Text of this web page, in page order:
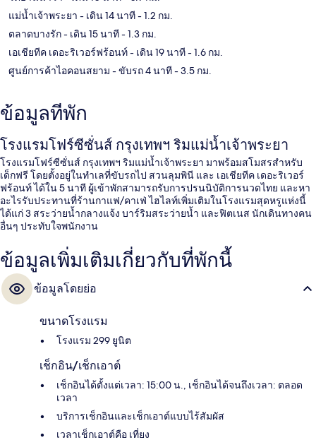
แม่น้ำเจ้าพระยา - เดิน 14 นาที- 1.2 กม.
ตลาดบางรัก- เดิน 15 นาที- 1.3 กม.
เอเชียทีค เดอะริเวอร์ฟร้อนท์- เดิน 19 นาที- 1.6 กม.
ศูนย์การค้าไอคอนสยาม - ขับรถ 4 นาที- 3.5 กม.
ข้อมูลที่พัก
โรงแรมโฟร์ซีซั่นส์ กรุงเทพฯ ริมแม่น้ำเจ้าพระยา
โรงแรมโฟร์ซีซั่นส์ กรุงเทพฯ ริมแม่น้ำเจ้าพระยา มาพร้อมสโมสรสำหรับ
เด็กฟรี โดยตั้งอยู่ในทำเลที่ขับรถไป สวนลุมพินี และ เอเชียทีค เดอะริเวอร์
ฟร้อนท์ ได้ใน 5 นาที ผู้เข้าพักสามารถรับการปรนนิบัติการนวดไทย และหา
อะไรรับประทานที่ร้านกาแฟ/คาเฟ่ ไฮไลท์เพิ่มเติมในโรงแรมสุดหรูแห่งนี้
ได้แก่ 3 สระว่ายน้ำกลางแจ้ง บาร์ริมสระว่ายน้ำ และฟิตเนส นักเดินทางคน
อื่นๆ ประทับใจพนักงาน
ข้อมูลเพิ่มเติมเกี่ยวกับที่พักนี้
ข้อมูลโดยย่อ
ขนาดโรงแรม
โรงแรม 299 ยูนิต
เช็กอิน/เช็กเอาต์
เช็กอินได้ตั้งแต่เวลา: 15:00 น., เช็กอินได้จนถึงเวลา: ตลอด
เวลา
บริการเช็กอินและเช็กเอาต์แบบไร้สัมผัส
เวลาเช็กเอาต์คือ เที่ยง